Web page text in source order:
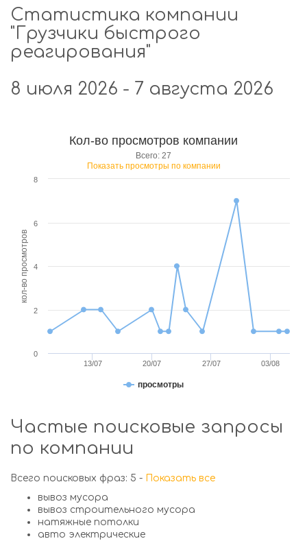
Статистика компании
"Грузчики быстрого
реагирования"
8 июля 2026 - 7 августа 2026
кол-во просмотров
Кол-во просмотров компании
Всего: 27
Показать просмотры по компании
просмотры
13/07 20/07 27/07 03/08
0
2
4
6
8
Частые поисковые запросы
по компании
Всего поисковых фраз: 5 - Показать все
вывоз мусора
вывоз строительного мусора
натяжные потолки
авто электрические